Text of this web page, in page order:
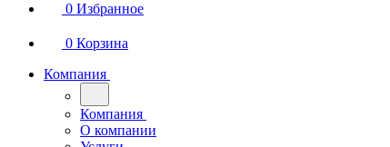
0 Избранное
0 Корзина
Компания
Компания
О компании